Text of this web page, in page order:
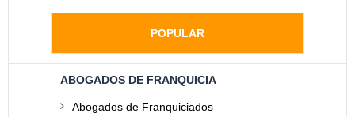
POPULAR
ABOGADOS DE FRANQUICIA
Abogados de Franquiciados